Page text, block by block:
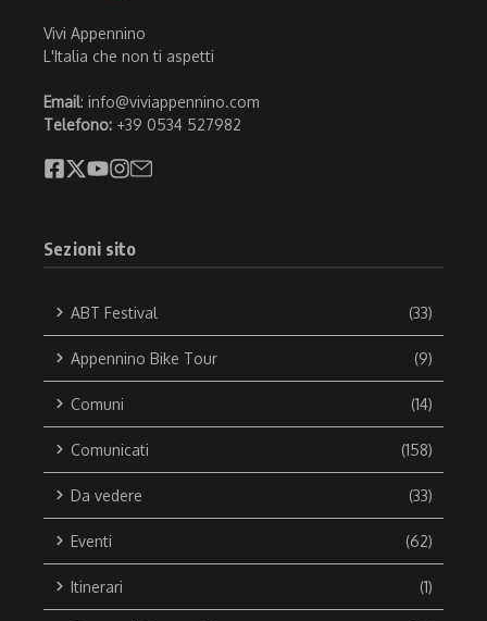
Vivi Appennino
L'Italia che non ti aspetti
Email: info@viviappennino.com
Telefono: +39 0534 527982
Sezioni sito
ABT Festival (33)
Appennino Bike Tour (9)
Comuni (14)
Comunicati (158)
Da vedere (33)
Eventi (62)
Itinerari (1)